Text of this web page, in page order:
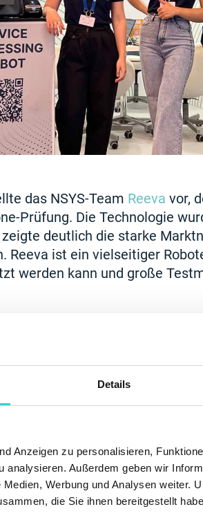
Details
Anzeigen zu personalisieren,
analysieren. Außerdem geben wir
Werbung und Analysen weiter.
die Sie ihnen bereitgestellt
das NSYS-Team Reeva vor,
Prüfung. Die Technologie
deutlich die starke
Reeva ist ein vielseitiger
werden kann und große
ganz Europa auszutauschen.
Lösungen gefreut –
der
den wachsenden Bedarf an
bei der NSYS Group.
aus der Branche
es im Geschäftsleben vor